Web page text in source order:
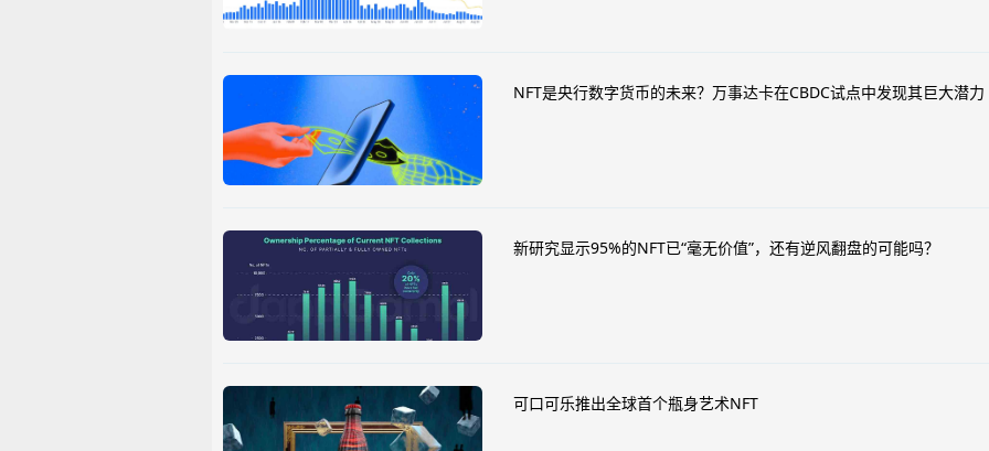
NFT是央行数字货币的未来？万事达卡在CBDC试点中发现其巨大潜力
新研究显示95%的NFT已“毫无价值”，还有逆风翻盘的可能吗？
可口可乐推出全球首个瓶身艺术NFT